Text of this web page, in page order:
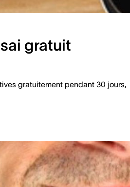
gratuit
gratuitement pendant 30 jours,